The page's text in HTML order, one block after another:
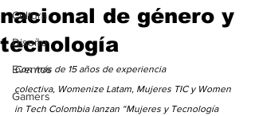
Cultura
Diseño
Eventos
Gamers
nacional de género y
tecnología
Con más de 15 años de experiencia
colectiva, Womenize Latam, Mujeres TIC y Women
in Tech Colombia lanzan “Mujeres y Tecnología